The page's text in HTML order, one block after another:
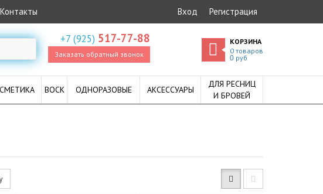
Контакты Вход Регистрация
+7 (925) 517-77-88
Заказать обратный звонок
КОРЗИНА
0 товаров
0руб
ВОСК ОДНОРАЗОВЫЕ АКСЕССУАРЫ
ДЛЯ РЕСНИЦ
И БРОВЕЙ